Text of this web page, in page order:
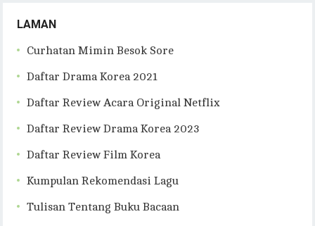
LAMAN
Curhatan Mimin Besok Sore
Daftar Drama Korea 2021
Daftar Review Acara Original Netflix
Daftar Review Drama Korea 2023
Daftar Review Film Korea
Kumpulan Rekomendasi Lagu
Tulisan Tentang Buku Bacaan